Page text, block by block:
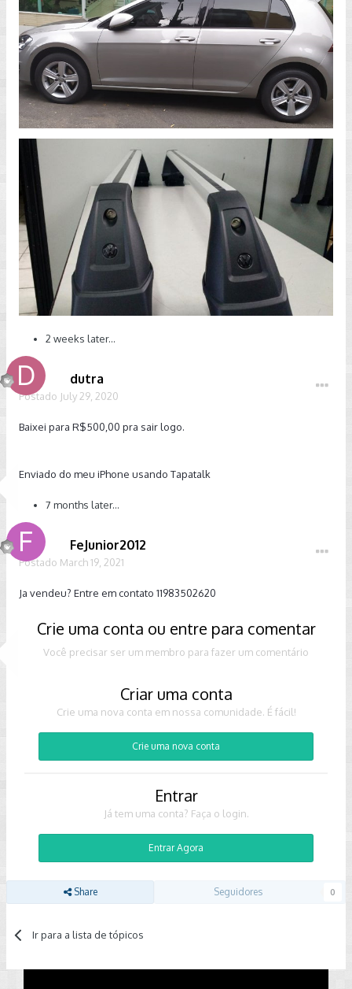
2 weeks later...
dutra
Postado July 29, 2020
Baixei para R$500,00 pra sair logo.
Enviado do meu iPhone usando Tapatalk
7 months later...
FeJunior2012
Postado March 19, 2021
Ja vendeu? Entre em contato 11983502620
Crie uma conta ou entre para comentar
Você precisar ser um membro para fazer um comentário
Criar uma conta
Crie uma nova conta em nossa comunidade. É fácil!
Crie uma nova conta
Entrar
Já tem uma conta? Faça o login.
Entrar Agora
Share Seguidores 0
Ir para a lista de tópicos